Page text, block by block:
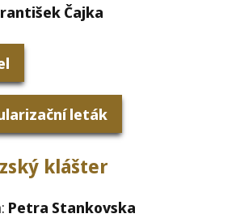
Čajka
leták
klášter
Petra Stankovska